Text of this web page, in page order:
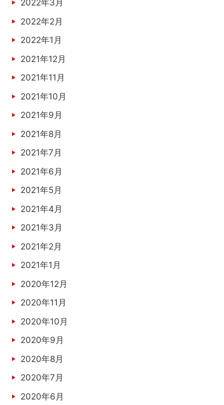
2022年3月
2022年2月
2022年1月
2021年12月
2021年11月
2021年10月
2021年9月
2021年8月
2021年7月
2021年6月
2021年5月
2021年4月
2021年3月
2021年2月
2021年1月
2020年12月
2020年11月
2020年10月
2020年9月
2020年8月
2020年7月
2020年6月